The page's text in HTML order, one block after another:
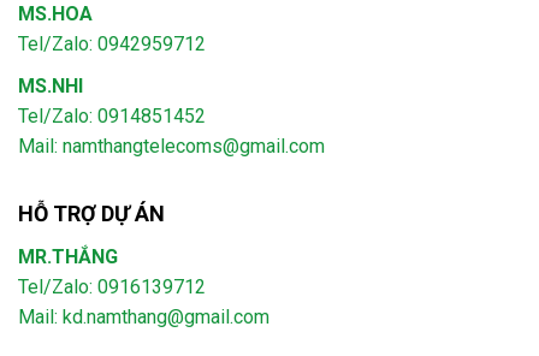
MS.HOA
Tel/Zalo: 0942959712
MS.NHI
Tel/Zalo: 0914851452
Mail: namthangtelecoms@gmail.com
HỖ TRỢ DỰ ÁN
MR.THẮNG
Tel/Zalo: 0916139712
Mail: kd.namthang@gmail.com